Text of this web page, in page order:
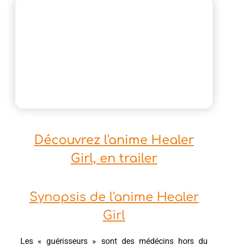
Découvrez l'anime Healer
Girl, en trailer
Synopsis de l'anime Healer
Girl
Les « guérisseurs » sont des médécins hors du